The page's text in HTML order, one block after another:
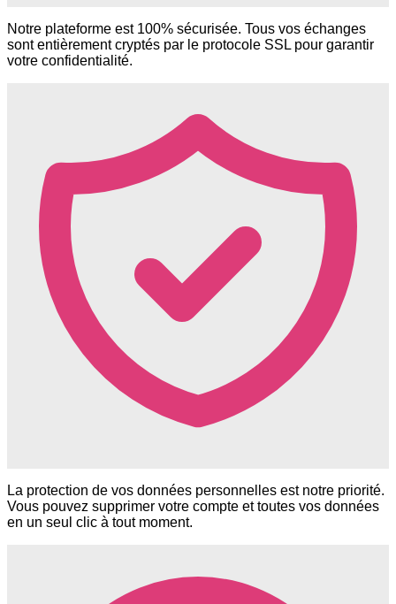
Notre plateforme est 100% sécurisée. Tous vos échanges
sont entièrement cryptés par le protocole SSL pour garantir
votre confidentialité.
La protection de vos données personnelles est notre priorité.
Vous pouvez supprimer votre compte et toutes vos données
en un seul clic à tout moment.